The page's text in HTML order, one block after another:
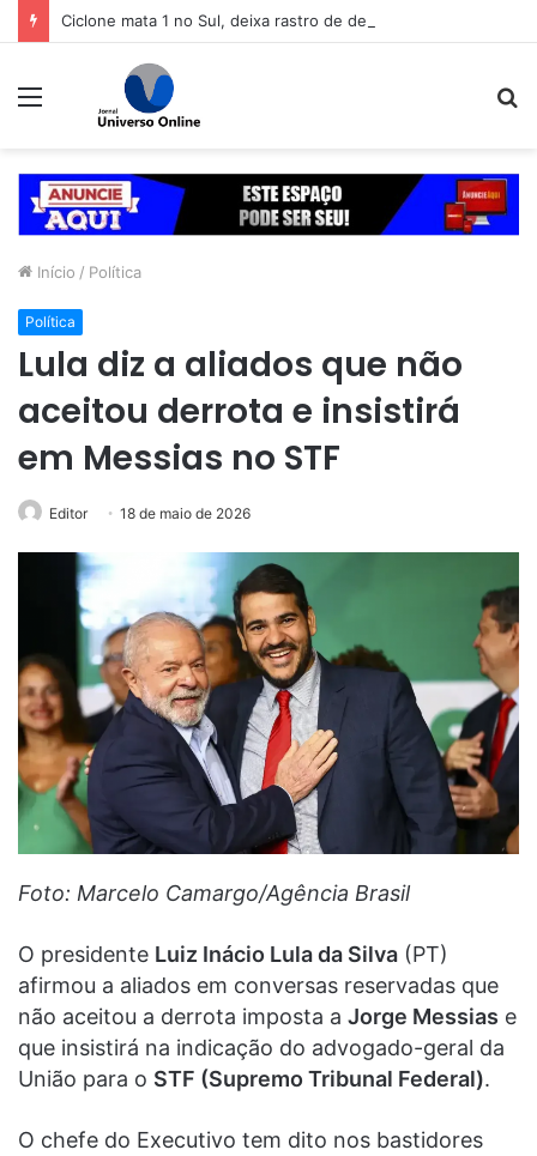
Menu
Início / Política
Política
Lula diz a aliados que não
aceitou derrota e insistirá
em Messias no STF
Editor 18 de maio de 2026
Foto: Marcelo Camargo/Agência Brasil
O presidente Luiz Inácio Lula da Silva (PT)
afirmou a aliados em conversas reservadas que
não aceitou a derrota imposta a Jorge Messias e
que insistirá na indicação do advogado-geral da
União para o STF (Supremo Tribunal Federal).
O chefe do Executivo tem dito nos bastidores